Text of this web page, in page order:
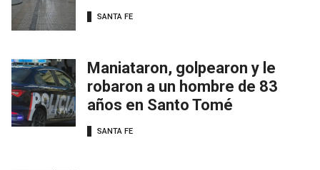
SANTA FE
Maniataron, golpearon y le
robaron a un hombre de 83
años en Santo Tomé
SANTA FE